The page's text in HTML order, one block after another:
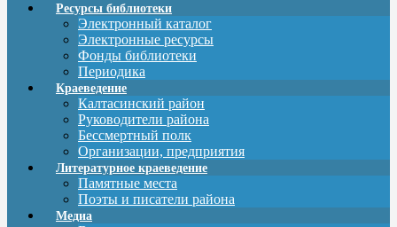
Ресурсы библиотеки
Электронный каталог
Электронные ресурсы
Фонды библиотеки
Периодика
Краеведение
Калтасинский район
Руководители района
Бессмертный полк
Организации, предприятия
Литературное краеведение
Памятные места
Поэты и писатели района
Медиа